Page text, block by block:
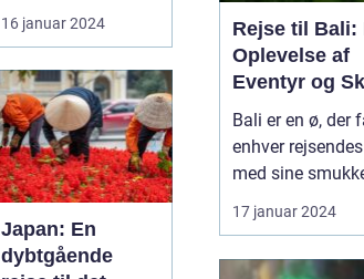
der har tiltrukket
rejsende...
16 januar 2024
Japan: En
dybtgående
Rejse til Bali:
Oplevelse af
Eventyr og
Bali er en ø, der
enhver
med sine
strande, frodige
rismarker og en
17 januar 2024